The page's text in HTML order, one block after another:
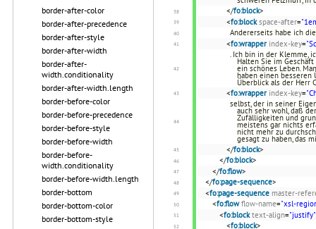
border-after-color
border-after-precedence
border-after-style
border-after-width
border-after-
width.conditionality
border-after-width.length
border-before-color
border-before-precedence
border-before-style
border-before-width
border-before-
width.conditionality
border-before-width.length
border-bottom
border-bottom-color
border-bottom-style
</fo:block>
<fo:block space-after=
Andererseits habe ich
<fo:wrapper index-key=
. Ich bin in der Klemme,
Halten Sie im
ein schönes Leben.
haben einen besseren
Überblick als der Herr
<fo:wrapper index-key=
selbst, der in seiner
auch sehr wohl, daß
Zufälligkeiten und
meistens gar nichts
nicht mehr zu
gesagt zu haben, das
</fo:block>
</fo:block>
</fo:flow>
</fo:page-sequence>
<fo:page-sequence master-
<fo:flow flow-name="xsl-
<fo:block text-align="justify"
<fo:block>